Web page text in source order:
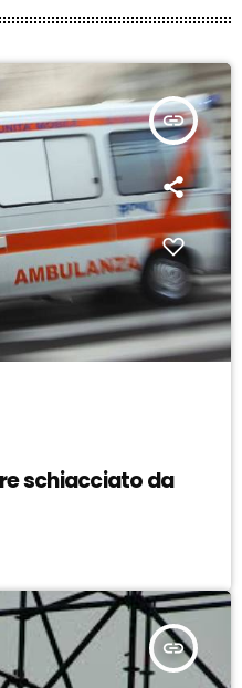
insert_link
schiacciato da
insert_link